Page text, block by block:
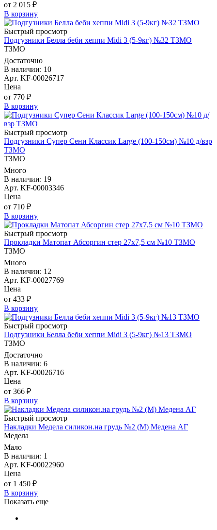
от 2 015 ₽
В корзину
Быстрый просмотр
Подгузники Белла беби хеппи Midi 3 (5-9кг) №32 ТЗМО
ТЗМО
Достаточно
В наличии: 10
Арт. KF-00026717
Цена
от 770 ₽
В корзину
Быстрый просмотр
Подгузники Супер Сени Классик Large (100-150см) №10 д/взр
ТЗМО
ТЗМО
Много
В наличии: 19
Арт. KF-00003346
Цена
от 710 ₽
В корзину
Быстрый просмотр
Прокладки Матопат Абсоргин стер 27х7,5 см №10 ТЗМО
ТЗМО
Много
В наличии: 12
Арт. KF-00027769
Цена
от 433 ₽
В корзину
Быстрый просмотр
Подгузники Белла беби хеппи Midi 3 (5-9кг) №13 ТЗМО
ТЗМО
Достаточно
В наличии: 6
Арт. KF-00026716
Цена
от 366 ₽
В корзину
Быстрый просмотр
Накладки Медела силикон.на грудь №2 (М) Медена АГ
Медела
Мало
В наличии: 1
Арт. KF-00022960
Цена
от 1 450 ₽
В корзину
Показать еще